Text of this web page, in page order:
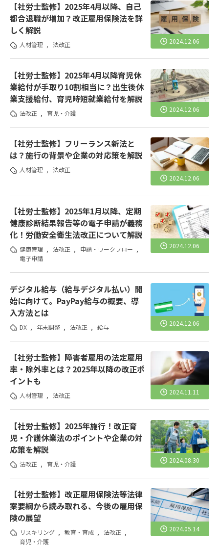
2024.12.06
【社労士監修】2025年4月以降、自己
都合退職が増加？改正雇用保険法を詳
しく解説
人材管理 , 法改正
2024.12.06
【社労士監修】2025年4月以降育児休
業給付が手取り10割相当に？出生後休
業支援給付、育児時短就業給付を解説
法改正 , 育児・介護
2024.12.06
【社労士監修】フリーランス新法と
は？施行の背景や企業の対応策を解説
人材管理 , 法改正
2024.12.06
【社労士監修】2025年1月以降、定期
健康診断結果報告等の電子申請が義務
化！労働安全衛生法改正について解説
健康管理 , 法改正 , 申請・ワークフロー ,
電子申請
2024.12.06
デジタル給与（給与デジタル払い）開
始に向けて。PayPay給与の概要、導
入方法とは
DX , 年末調整 , 法改正 , 給与
2024.11.11
【社労士監修】障害者雇用の法定雇用
率・除外率とは？2025年以降の改正ポ
イントも
人材管理 , 法改正
2024.08.30
【社労士監修】2025年施行！改正育
児・介護休業法のポイントや企業の対
応策を解説
法改正 , 育児・介護
2024.05.14
【社労士監修】改正雇用保険法等法律
案要綱から読み取れる、今後の雇用保
険の展望
リスキリング , 教育・育成 , 法改正 ,
育児・介護